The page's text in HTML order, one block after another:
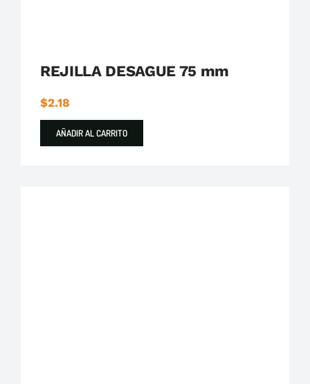
REJILLA DESAGUE 75 mm
$2.18
AÑADIR AL CARRITO